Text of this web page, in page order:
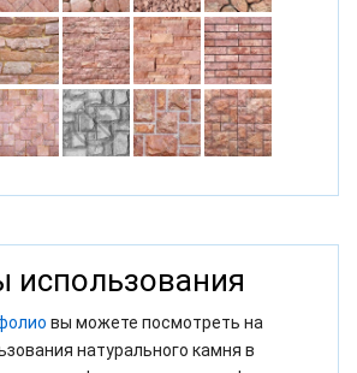
использования
вы можете посмотреть на
натурального камня в